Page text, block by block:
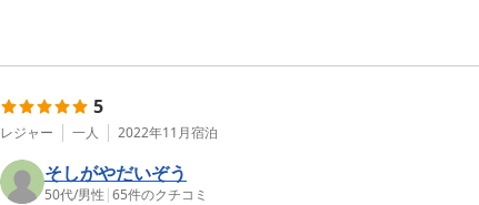
5
レジャー 一人 2022年11月宿泊
そしがやだいぞう
50代/男性 |65件のクチコミ